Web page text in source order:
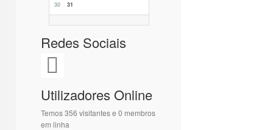
30
31
Redes Sociais
Utilizadores Online
Temos 356 visitantes e 0 membros
em linha